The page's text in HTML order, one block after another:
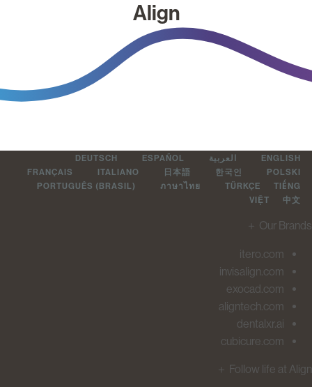
Align
العربية DEUTSCH
ESPAÑOL
FRANÇAIS
ITALIANO 日本語 한국인
PORTUGUÊS (BRASIL)
ภาษาไทย TÜRKÇE
VIỆT
中
Our
＋
itero.com
invisalign.com
exocad.com
aligntech.com
dentalxr.ai
cubicure.com
Follow life at
＋